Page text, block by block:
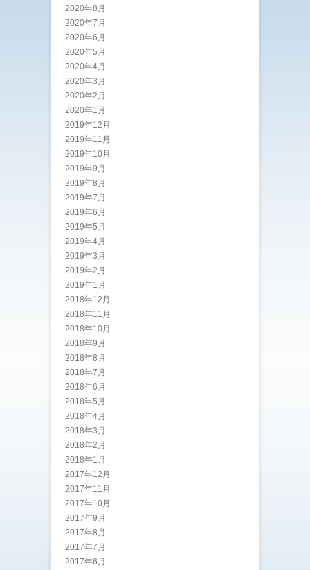
2020年8月
2020年7月
2020年6月
2020年5月
2020年4月
2020年3月
2020年2月
2020年1月
2019年12月
2019年11月
2019年10月
2019年9月
2019年8月
2019年7月
2019年6月
2019年5月
2019年4月
2019年3月
2019年2月
2019年1月
2018年12月
2018年11月
2018年10月
2018年9月
2018年8月
2018年7月
2018年6月
2018年5月
2018年4月
2018年3月
2018年2月
2018年1月
2017年12月
2017年11月
2017年10月
2017年9月
2017年8月
2017年7月
2017年6月